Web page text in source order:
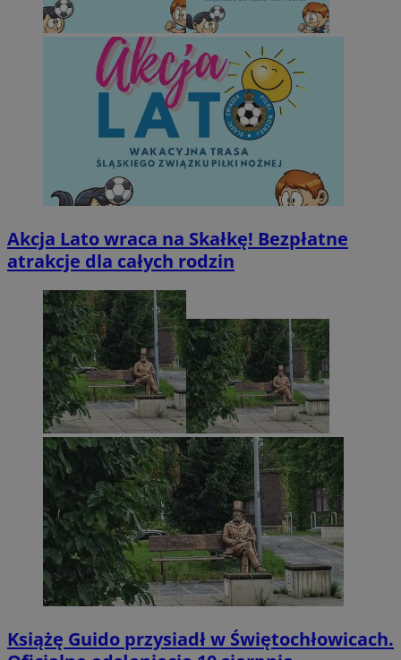
Akcja Lato wraca na Skałkę! Bezpłatne
atrakcje dla całych rodzin
Książę Guido przysiadł w Świętochłowicach.